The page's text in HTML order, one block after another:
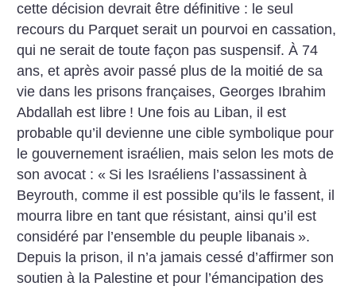
cette décision devrait être définitive : le seul
recours du Parquet serait un pourvoi en cassation,
qui ne serait de toute façon pas suspensif. À 74
ans, et après avoir passé plus de la moitié de sa
vie dans les prisons françaises, Georges Ibrahim
Abdallah est libre ! Une fois au Liban, il est
probable qu’il devienne une cible symbolique pour
le gouvernement israélien, mais selon les mots de
son avocat : « Si les Israéliens l’assassinent à
Beyrouth, comme il est possible qu’ils le fassent, il
mourra libre en tant que résistant, ainsi qu’il est
considéré par l’ensemble du peuple libanais ».
Depuis la prison, il n’a jamais cessé d’affirmer son
soutien à la Palestine et pour l’émancipation des